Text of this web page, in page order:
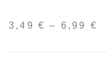
3,49 € – 6,99 €